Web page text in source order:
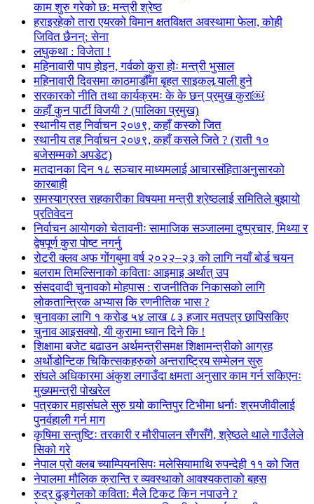
काम शुरु गरेको छ: मन्त्री श्रेष्ठ
हराइरहेको तारा एयरको विमान क्षतविक्षत अवस्थामा फेला, कोही
जिवित छैनन्: सेना
लघुकथा : विजेता !
महिनावारी पाप होइन, गर्वको कुरा होः मन्त्री भुसाल
महिनावारी दिवसमा काठमाडौँमा बृहत साइकल र्‍याली हुने
सरकारको नीति तथा कार्यक्रमः के के छन् प्रमुख कुरा￼
कहाँ कुन पार्टी विजयी ? (पालिका प्रमुख)
स्थानीय तह निर्वाचन २०७९, कहाँ कस्को जित
स्थानीय तह निर्वाचन २०७९, कहाँ कसले जिते ? (राती १०
बजेसम्मको अपडेट)
मतदानका दिन १८ सञ्चार माध्यमलाई आचारसंहिताअनुसारको
कारबाही
समस्याग्रस्त सहकारीका विषयमा मन्त्री श्रेष्ठलाई समितिले बुझायो
प्रतिवेदन
निर्वाचन आयोगको चेतावनीः सामाजिक सञ्जालमा दुष्प्रचार, मिथ्या र
द्वेषपूर्ण कुरा पोष्ट नगर्नु
रोटरी क्लव अफ गोंगबुमा वर्ष २०२२–२३ को लागि नयाँ बोर्ड चयन
बलराम तिमल्सिनाको कविताः आइमाइ अर्थात् उप
संसदवादी चुनावको मोहपास : राजनीतिक निकासको लागि
लोकतान्त्रिक अभ्यास कि रणनीतिक भास ?
चुनावका लागि १ करोड ५४ लाख ८३ हजार मतपत्र छापिसकिए
चुनाव आइसक्यो, यी कुरामा ध्यान दिने कि !
शिक्षामा बजेट बढाउन अर्थमन्त्रीसमक्ष शिक्षामन्त्रीको आग्रह
अर्थोडोन्टिक चिकित्सकहरुको अन्तराष्ट्रिय सम्मेलन सुरु
संघले अधिकारमा अंकुश लगाउँदा क्षमता अनुसार काम गर्न सकिएनः
मुख्यमन्त्री पोखरेल
पत्रकार महासंघले सुरु गर्‍यो कान्तिपुर टिभीमा धर्नाः श्रमजीवीलाई
पुनर्वहाली गर्न माग
कृषिमा सन्तुष्टिः तरकारी र मौरीपालन सँगसँगै, श्रेष्ठले थाले गाउँलेले
सिको गरे
नेपाल प्रो क्लब च्याम्पियनसिपः मलेसियामाथि रुपन्देही ११ को जित
नेपालमा मौलिक क्रान्ति र व्यवस्थाको आवश्यकताको बहस
रुद्र ढुङ्गेलको कविता: मैले टिकट किन नपाउने ?